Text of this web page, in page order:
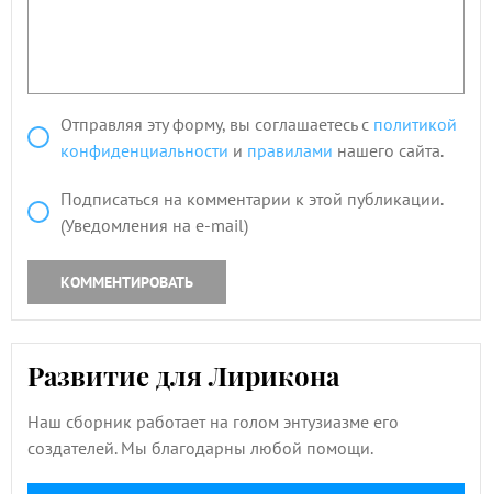
Отправляя эту форму, вы соглашаетесь с политикой
конфиденциальности и правилами нашего сайта.
Подписаться на комментарии к этой публикации.
(Уведомления на e-mail)
КОММЕНТИРОВАТЬ
Развитие для Лирикона
Наш сборник работает на голом энтузиазме его
создателей. Мы благодарны любой помощи.